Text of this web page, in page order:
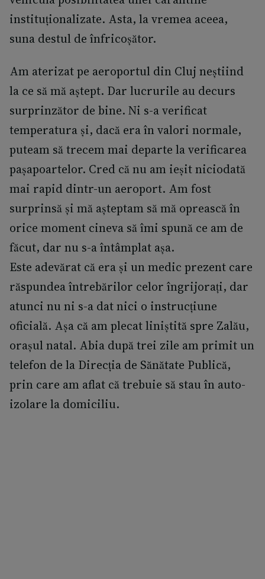
instituționalizate. Asta, la vremea aceea,
suna destul de înfricoșător.
Am aterizat pe aeroportul din Cluj neștiind
la ce să mă aștept. Dar lucrurile au decurs
surprinzător de bine. Ni s-a verificat
temperatura și, dacă era în valori normale,
puteam să trecem mai departe la verificarea
pașapoartelor. Cred că nu am ieșit niciodată
mai rapid dintr-un aeroport. Am fost
surprinsă și mă așteptam să mă oprească în
orice moment cineva să îmi spună ce am de
făcut, dar nu s-a întâmplat așa.
Este adevărat că era și un medic prezent care
răspundea întrebărilor celor îngrijorați, dar
atunci nu ni s-a dat nici o instrucțiune
oficială. Așa că am plecat liniștită spre Zalău,
orașul natal. Abia după trei zile am primit un
telefon de la Direcția de Sănătate Publică,
prin care am aflat că trebuie să stau în auto-
izolare la domiciliu.